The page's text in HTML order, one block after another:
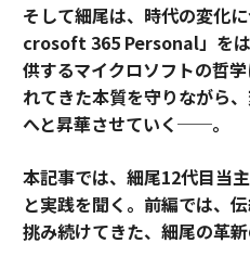
そして細尾は、時代の変化
crosoft 365 Personal」を
供するマイクロソフトの哲
れてきた本質を守りながら
へと昇華させていく──。
本記事では、細尾12代目当
と実践を聞く。前編では、
挑み続けてきた、細尾の革新